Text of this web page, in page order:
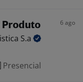
Produto 6 ago
S.a
Presencial